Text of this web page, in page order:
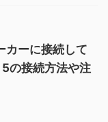
カーに接続して
の接続方法や注